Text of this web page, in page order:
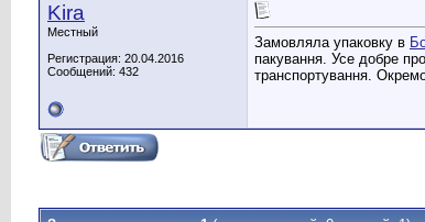
Kira
Местный
Регистрация: 20.04.2016
Сообщений: 432
Замовляла упаковку в
пакування. Усе добре
транспортування.